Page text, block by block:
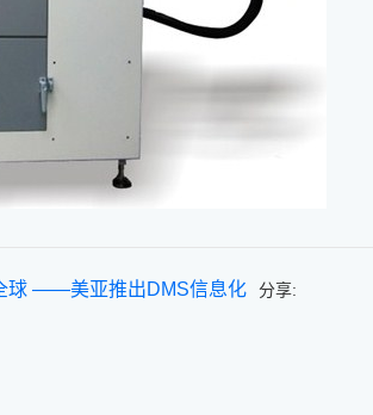
球 ——美亚推出DMS信息化 分享: